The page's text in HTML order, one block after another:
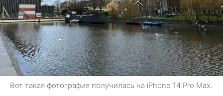
Вот такая фотография получилась на iPhone 14 Pro Max.